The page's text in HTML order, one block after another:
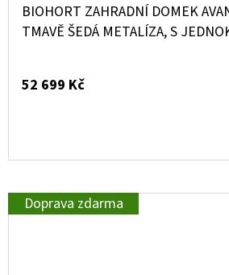
BIOHORT ZAHRADNÍ DOMEK
TMAVĚ ŠEDÁ METALÍZA, S
52 699 Kč
Doprava zdarma